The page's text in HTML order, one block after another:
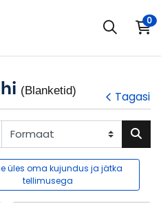
0
(Blanketid) Tagasi
üles oma kujundus ja jätka
tellimusega